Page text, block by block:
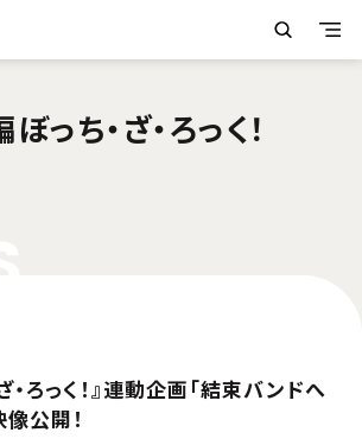
っち・ざ・ろっく！
・ろっく！』連動企画「結束バンドへ
公開！